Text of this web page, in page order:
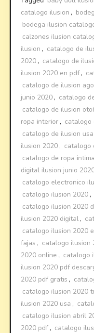
catalogo ilusion ,
bodega ilusion
calzones ilusion
ilusion , catalogo de
2020 , catalogo de
ilusion 2020 en pdf ,
catalogo de ilusion
junio 2020 , catalogo
catalogo de ilusion
ropa interior , catalogo
catalogo de ilusion
ilusion 2020 , catalogo
catalogo de ropa
digital ilusion junio
catalogo electronico
catalogo ilusion 2020 ,
catalogo ilusion 2020
ilusion 2020 digital ,
catalogo ilusion 2020
fajas , catalogo ilusion
2020 online , catalogo
ilusion 2020 pdf
2020 pdf gratis ,
catalogo ilusion 2020
ilusion 2020 usa ,
catalogo ilusion abril
2020 pdf , catalogo